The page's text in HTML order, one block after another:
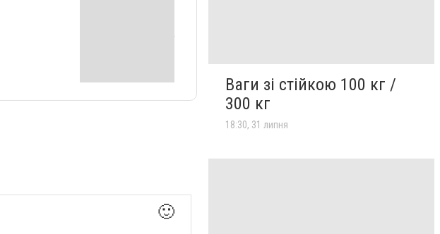
🙂
Ваги зі стійкою 100 кг /
300 кг
18:30, 31 липня